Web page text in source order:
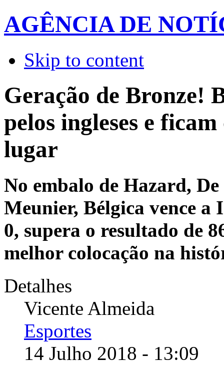
AGÊNCIA DE
Skip to content
Geração de Bronze!
pelos ingleses e
lugar
No embalo de Hazard,
Meunier, Bélgica vence
0, supera o resultado de
melhor colocação na
Detalhes
Vicente Almeida
Esportes
14 Julho 2018 - 13:09